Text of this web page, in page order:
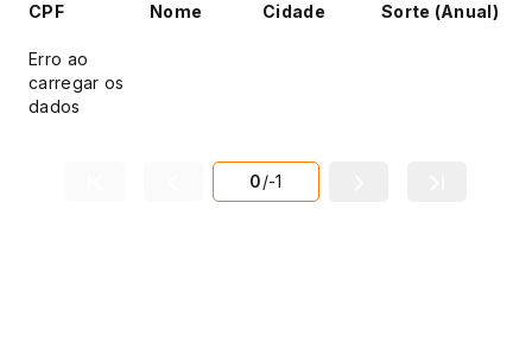
CPF Nome Cidade
Sorte (Anual)
Erro ao
carregar os
dados
0/-1